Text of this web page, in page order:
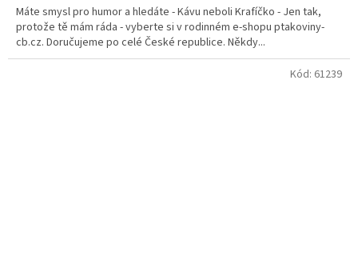
Máte smysl pro humor a hledáte - Kávu neboli Krafíčko - Jen tak,
protože tě mám ráda - vyberte si v rodinném e-shopu ptakoviny-
cb.cz. Doručujeme po celé České republice. Někdy...
Kód: 61239